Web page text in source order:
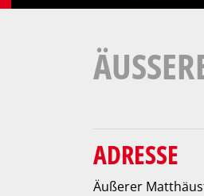
ADRESSE
Äußerer